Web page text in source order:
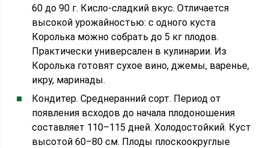
60 до 90 г. Кисло-сладкий вкус. Отличается
высокой урожайностью: с одного куста
Королька можно собрать до 5 кг плодов.
Практически универсален в кулинарии. Из
Королька готовят сухое вино, джемы, варенье,
икру, маринады.
Кондитер. Среднеранний сорт. Период от
появления всходов до начала плодоношения
составляет 110–115 дней. Холодостойкий. Куст
высотой 60–80 см. Плоды плоскоокруглые